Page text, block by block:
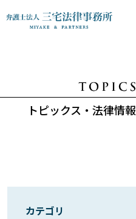
トピックス・法律情報
カテゴリ